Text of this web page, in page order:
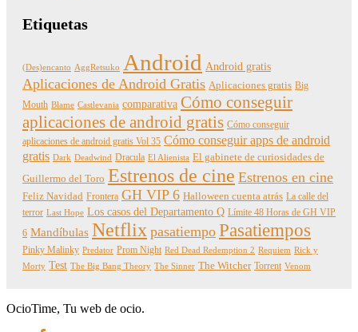
Etiquetas
(Des)encanto AggRetsuko Android Android gratis
Aplicaciones de Android Gratis Aplicaciones gratis Big
Mouth Blame Castlevania comparativa Cómo conseguir
aplicaciones de android gratis Cómo conseguir
aplicaciones de android gratis Vol 35 Cómo conseguir apps de android
gratis Dark Deadwind Dracula El Alienista El gabinete de curiosidades de
Guillermo del Toro Estrenos de cine Estrenos en cine
Feliz Navidad Frontera GH VIP 6 Halloween cuenta atrás La calle del
terror Last Hope Los casos del Departamento Q Límite 48 Horas de GH VIP
6 Mandíbulas Netflix pasatiempo Pasatiempos
Pinky Malinky Predator Prom Night Red Dead Redemption 2 Requiem Rick y
Morty Test The Big Bang Theory The Sinner The Witcher Torrent Venom
OcioTime, Tu web de ocio.